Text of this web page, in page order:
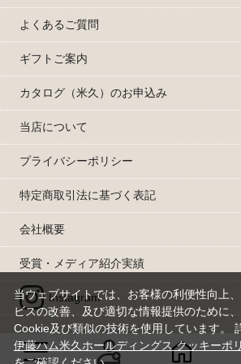
よくあるご質問
ギフトご案内
カタログ（米久）のお申込み
当店について
プライバシーポリシー
特定商取引法に基づく表記
会社概要
受賞・メディア紹介実績
Instagram
&;copy 2024 yonekyu Corp. All
当ウェブサイトでは、お客様の利便性向上
ビスの改善、及び適切な情報提供のために、
Cookie及び類似の技術を使用しています。
伊藤ハム米久ホールディングス クッキーポ